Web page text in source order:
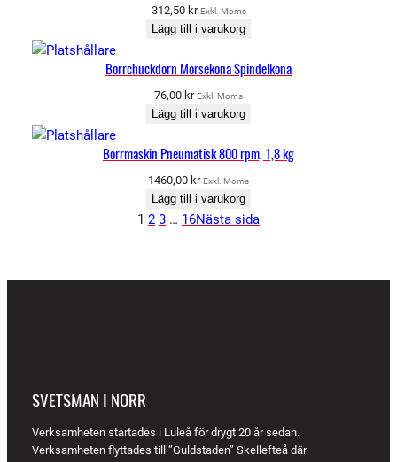
312,50 kr Exkl. Moms
Lägg till i varukorg
Borrchuckdorn Morsekona Spindelkona
76,00 kr Exkl. Moms
Lägg till i varukorg
Borrmaskin Pneumatisk 800 rpm, 1,8 kg
1460,00 kr Exkl. Moms
Lägg till i varukorg
1 2 3 … 16Nästa sida
SVETSMAN I NORR
Verksamheten startades i Luleå för drygt 20 år sedan.
Verksamheten flyttades till ”Guldstaden” Skellefteå där